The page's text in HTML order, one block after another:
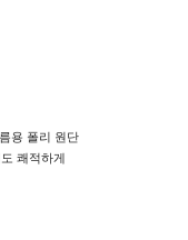
용 폴리 원단
쾌적하게